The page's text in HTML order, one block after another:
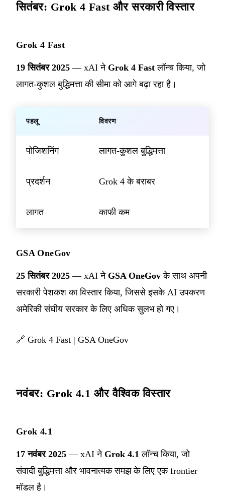
सितंबर: Grok 4 Fast और सरकारी विस्तार
Grok 4 Fast
19 सितंबर 2025 — xAI ने Grok 4 Fast लॉन्च किया, जो
लागत-कुशल बुद्धिमत्ता की सीमा को आगे बढ़ा रहा है।
पहलू विवरण
पोजिशनिंग लागत-कुशल बुद्धिमत्ता
प्रदर्शन Grok 4 के बराबर
लागत काफी कम
GSA OneGov
25 सितंबर 2025 — xAI ने GSA OneGov के साथ अपनी
सरकारी पेशकश का विस्तार किया, जिससे इसके AI उपकरण
अमेरिकी संघीय सरकार के लिए अधिक सुलभ हो गए।
🔗 Grok 4 Fast | GSA OneGov
नवंबर: Grok 4.1 और वैश्विक विस्तार
Grok 4.1
17 नवंबर 2025 — xAI ने Grok 4.1 लॉन्च किया, जो
संवादी बुद्धिमत्ता और भावनात्मक समझ के लिए एक frontier
मॉडल है।